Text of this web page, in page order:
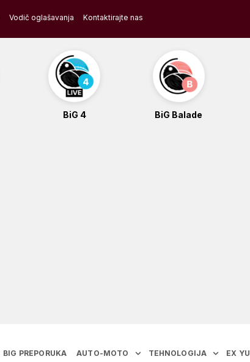
Vodič oglašavanja Kontaktirajte nas
BiG 4 BiG Balade
BIG PREPORUKA AUTO-MOTO TEHNOLOGIJA EX YU